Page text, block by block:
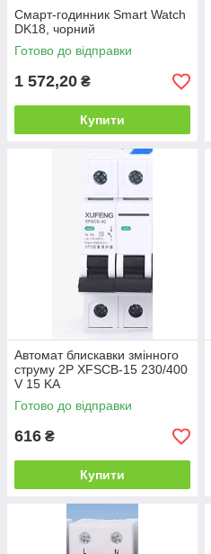
Смарт-годинник Smart Watch
DK18, чорний
Готово до відправки
1 572,20 ₴
Купити
Автомат блискавки змінного
струму 2P XFSCB-15 230/400
V 15 KA
Готово до відправки
616 ₴
Купити